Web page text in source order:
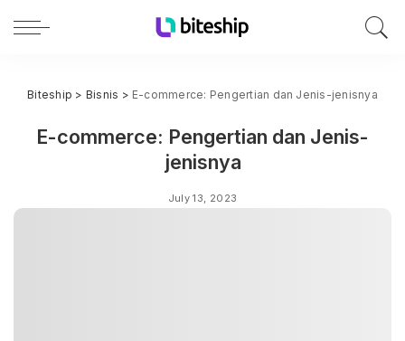
Biteship > Bisnis > E-commerce: Pengertian dan Jenis-jenisnya
E-commerce: Pengertian dan Jenis-
jenisnya
July 13, 2023